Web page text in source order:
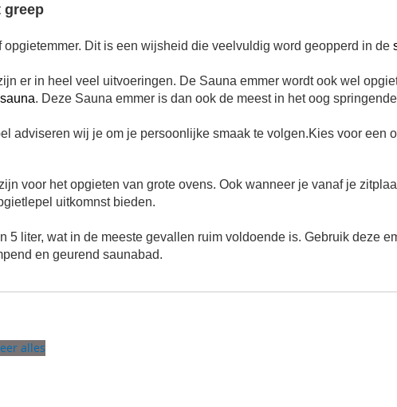
greep
Dit is een wijsheid die veelvuldig word geopperd in de
er in heel veel uitvoeringen. De Sauna emmer wordt ook wel
sauna. Deze Sauna emmer is dan ook de meest in het oog
adviseren wij je om je persoonlijke smaak te volgen.Kies voor een
voor het opgieten van grote ovens. Ook wanneer je vanaf je
uitkomnst bieden.
5 liter, wat in de meeste gevallen ruim voldoende is. Gebruik deze
en geurend saunabad.
alles